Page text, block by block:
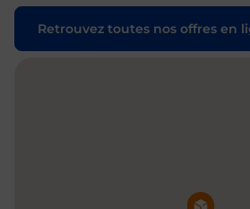
Retrouvez toutes nos offres en
Pin de la carte